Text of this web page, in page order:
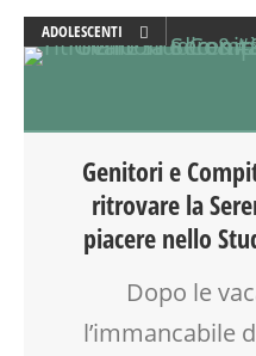
ADOLESCENTI
ADULTI
GENITORE
GENITORI
LABORATORIO
PEDAGOGIA
Genitori e
ritrovare la
piacere nello
Dopo le
l’immancabile